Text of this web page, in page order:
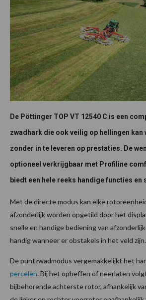
De Pöttinger TOP VT 12540 C is een
zwadhark die ook veilig op hellingen kan
zonder in te leveren op prestaties. De
optioneel verkrijgbaar met Profiline
biedt een hele reeks handige functies en
Met de directe modus kan elke
afzonderlijk worden opgetild door het
snelle en handige bediening van
handig wanneer er obstakels in het veld zijn.
De puntzwadmodus vergemakkelijkt het
percelen. Bij het opheffen of neerlaten
bijbehorende achterste rotor, afhankelijk